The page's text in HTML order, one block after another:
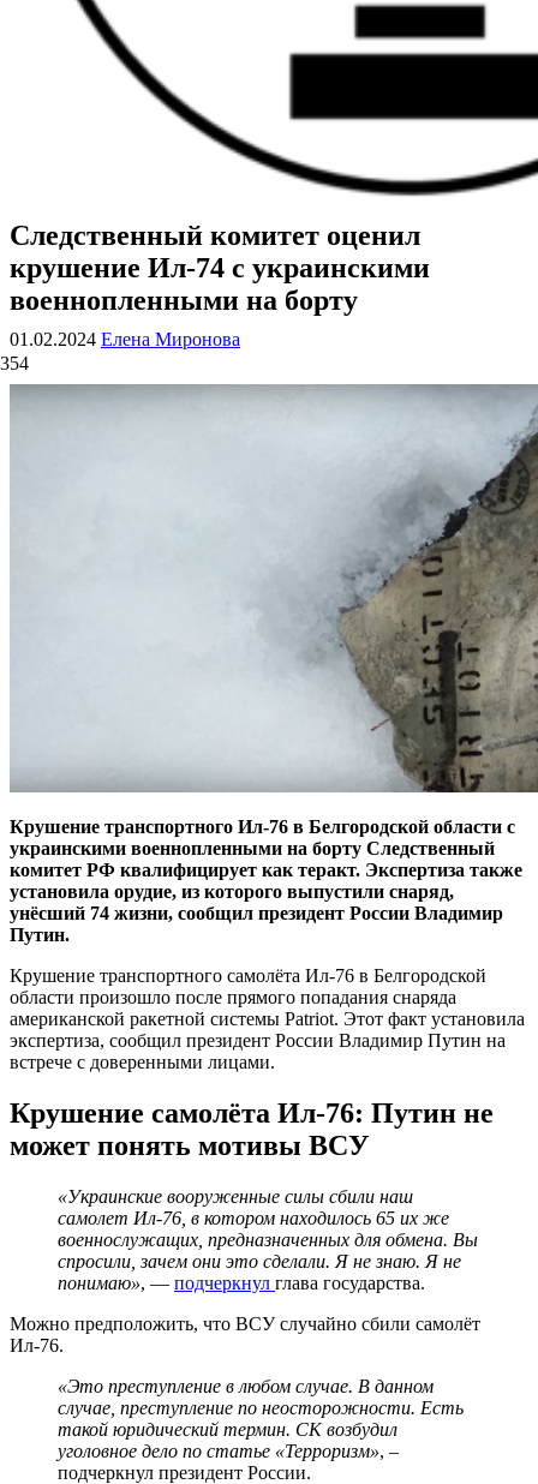
ВОЕННЫЕ СТРАНИЦЫ
СТАТЬИ ВОЕННОЙ ТЕМАТИКИ
Следственный комитет оценил
крушение Ил-74 с украинскими
военнопленными на борту
01.02.2024 Елена Миронова
354
Крушение транспортного Ил-76 в Белгородской области с
украинскими военнопленными на борту Следственный
комитет РФ квалифицирует как теракт. Экспертиза также
установила орудие, из которого выпустили снаряд,
унёсший 74 жизни, сообщил президент России Владимир
Путин.
Крушение транспортного самолёта Ил-76 в Белгородской
области произошло после прямого попадания снаряда
американской ракетной системы Patriot. Этот факт установила
экспертиза, сообщил президент России Владимир Путин на
встрече с доверенными лицами.
Крушение самолёта Ил-76: Путин не
может понять мотивы ВСУ
«Украинские вооруженные силы сбили наш
самолет Ил-76, в котором находилось 65 их же
военнослужащих, предназначенных для обмена. Вы
спросили, зачем они это сделали. Я не знаю. Я не
понимаю», — подчеркнул глава государства.
Можно предположить, что ВСУ случайно сбили самолёт
Ил-76.
«Это преступление в любом случае. В данном
случае, преступление по неосторожности. Есть
такой юридический термин. СК возбудил
уголовное дело по статье «Терроризм», –
подчеркнул президент России.